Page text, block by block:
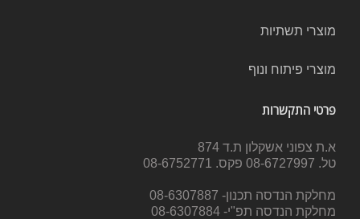
מוצרי תשתיות
מוצרי פיתוח ונוף
פרטי התקשרות
א.ת צפוני אשקלון ת.ד 874
טל. 08-6727997 פקס. 08-6752771
מחלקת הנדסה תכנון- 08-6307887
מחלקת הנדסה תפ"י- 08-6307884